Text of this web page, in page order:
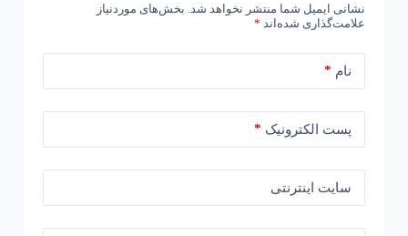
نشانی ایمیل شما منتشر نخواهد شد. بخش‌های موردنیاز
علامت‌گذاری شده‌اند *
نام *
پست الکترونیک *
سایت اینترنتی